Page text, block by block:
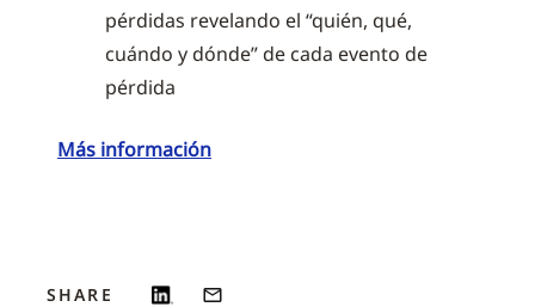
pérdidas revelando el “quién, qué,
cuándo y dónde” de cada evento de
pérdida
Más información
SHARE